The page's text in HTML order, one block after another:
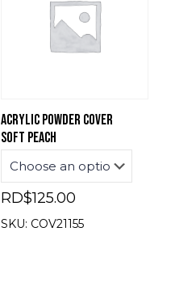
Acrylic powder cover
soft peach
RD$125.00
SKU: COV21155